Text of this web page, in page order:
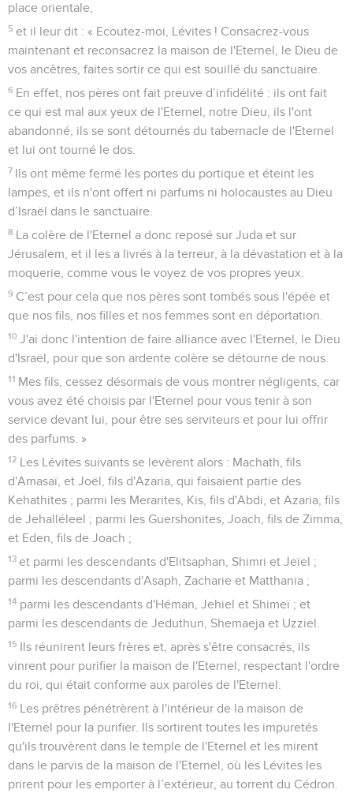
place orientale,
5 et il leur dit : « Ecoutez-moi, Lévites ! Consacrez-vous
maintenant et reconsacrez la maison de l'Eternel, le Dieu de
vos ancêtres, faites sortir ce qui est souillé du sanctuaire.
6 En effet, nos pères ont fait preuve d’infidélité : ils ont fait
ce qui est mal aux yeux de l'Eternel, notre Dieu, ils l'ont
abandonné, ils se sont détournés du tabernacle de l'Eternel
et lui ont tourné le dos.
7 Ils ont même fermé les portes du portique et éteint les
lampes, et ils n'ont offert ni parfums ni holocaustes au Dieu
d’Israël dans le sanctuaire.
8 La colère de l'Eternel a donc reposé sur Juda et sur
Jérusalem, et il les a livrés à la terreur, à la dévastation et à la
moquerie, comme vous le voyez de vos propres yeux.
9 C’est pour cela que nos pères sont tombés sous l'épée et
que nos fils, nos filles et nos femmes sont en déportation.
10 J'ai donc l'intention de faire alliance avec l'Eternel, le Dieu
d'Israël, pour que son ardente colère se détourne de nous.
11 Mes fils, cessez désormais de vous montrer négligents, car
vous avez été choisis par l'Eternel pour vous tenir à son
service devant lui, pour être ses serviteurs et pour lui offrir
des parfums. »
12 Les Lévites suivants se levèrent alors : Machath, fils
d'Amasaï, et Joël, fils d'Azaria, qui faisaient partie des
Kehathites ; parmi les Merarites, Kis, fils d'Abdi, et Azaria, fils
de Jehalléleel ; parmi les Guershonites, Joach, fils de Zimma,
et Eden, fils de Joach ;
13 et parmi les descendants d'Elitsaphan, Shimri et Jeïel ;
parmi les descendants d'Asaph, Zacharie et Matthania ;
14 parmi les descendants d'Héman, Jehiel et Shimeï ; et
parmi les descendants de Jeduthun, Shemaeja et Uzziel.
15 Ils réunirent leurs frères et, après s'être consacrés, ils
vinrent pour purifier la maison de l'Eternel, respectant l'ordre
du roi, qui était conforme aux paroles de l'Eternel.
16 Les prêtres pénétrèrent à l'intérieur de la maison de
l'Eternel pour la purifier. Ils sortirent toutes les impuretés
qu'ils trouvèrent dans le temple de l'Eternel et les mirent
dans le parvis de la maison de l'Eternel, où les Lévites les
prirent pour les emporter à l’extérieur, au torrent du Cédron.